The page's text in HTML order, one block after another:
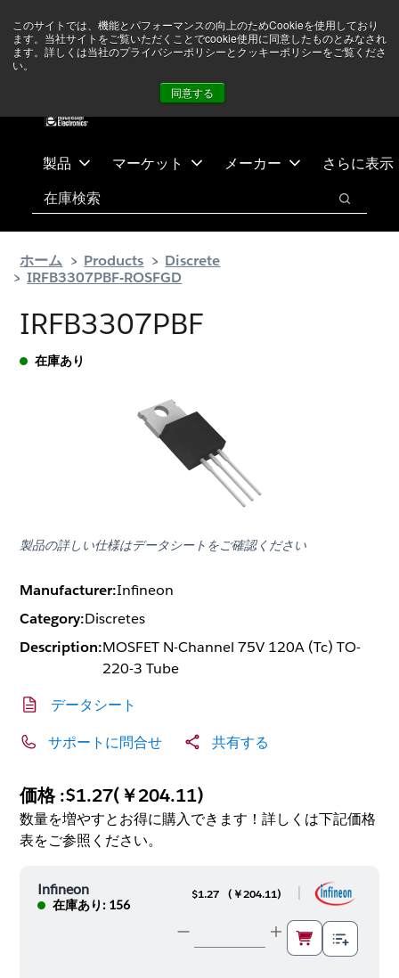
このサイトでは、機能とパフォーマンスの向上のためCookieを使用しており
ます。当社サイトをご覧いただくことでcookie使用に同意したものとみなされ
ます。詳しくは当社のプライバシーポリシーとクッキーポリシーをご覧くださ
い。
同意する
テ
ス
ありません 詳しい情報はこちら➜
製品 マーケット メーカー さらに表示
検索
検索
ホーム Products
Discrete
IRFB3307PBF-ROSFGD
IRFB3307PBF
在庫あり
製品の詳しい仕様はデータシートをご確認ください
Manufacturer:Infineon
Category:Discretes
Description:MOSFET N-Channel 75V 120A (Tc) TO-
220-3 Tube
データシート
サポートに問合せ 共有する
価格 :$1.27(￥204.11)
数量を増やすとお得に購入できます！詳しくは下記価格
表をご参照ください。
Infineon
在庫あり: 156
$1.27 ( ￥204.11)